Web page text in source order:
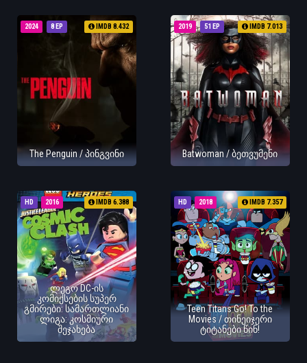
8 EP
2024 IMDB 8.432
The Penguin / პინგვინი
51 EP
2019 IMDB 7.013
Batwoman / ბეთვუმენი
HD 2016 IMDB 6.388
ლეგო DC-ის
კომიქსების სუპერ
გმირები: სამართლიანი
ლიგა: კოსმიური
შეჯახება
HD 2018 IMDB 7.357
Teen Titans Go! To the
Movies / თინეიჯერი
ტიტანები წინ!